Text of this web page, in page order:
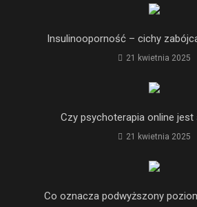
Insulinooporność – cichy
21 kwietnia 2025
Czy psychoterapia online jest
21 kwietnia 2025
Co oznacza podwyższony